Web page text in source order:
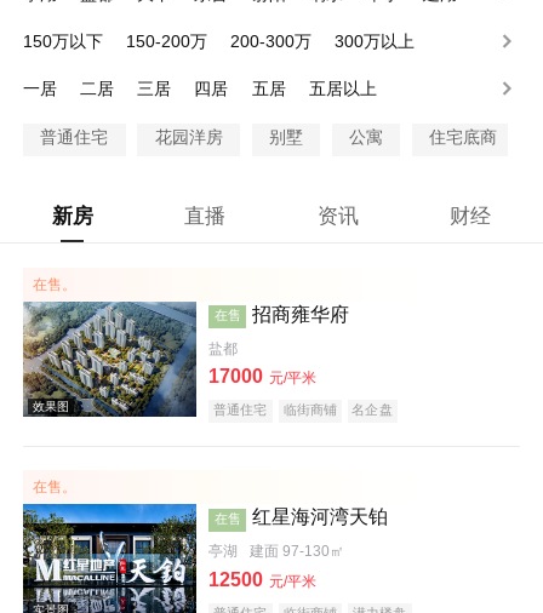
150万以下
150-200万 200-300万 300万以上
一居 二居 三居 四居 五居 五居以上
普通住宅 花园洋房 别墅 公寓 住宅底商
新房 直播 资讯 财经
在售。
在售 招商雍华府
盐都
17000 元/平米
普通住宅 临街商铺 名企盘
在售。
在售 红星海河湾天铂
亭湖 建面 97-130㎡
12500 元/平米